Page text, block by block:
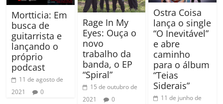
Mortticia: Em
busca de
guitarrista e
lançando o
próprio
podcast
11 de agosto de
2021
0
Rage In My
Eyes: Ouça o
novo
trabalho da
banda, o EP
“Spiral”
15 de outubro de
2021
0
Ostra Coisa
lança o single
“O Inevitável”
e abre
caminho
para o álbum
“Teias
Siderais”
11 de junho de